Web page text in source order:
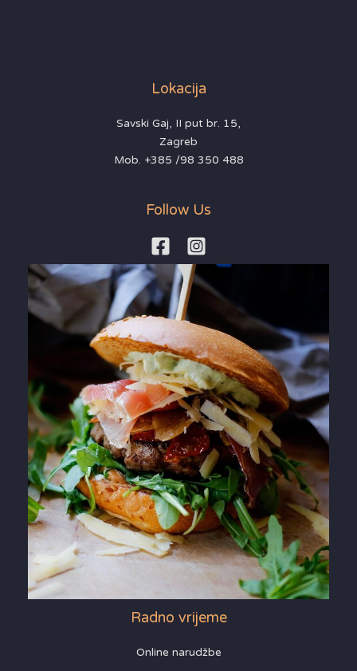
Lokacija
Savski Gaj, II put br. 15,
Zagreb
Mob. +385 /98 350 488
Follow Us
Radno vrijeme
Online narudžbe